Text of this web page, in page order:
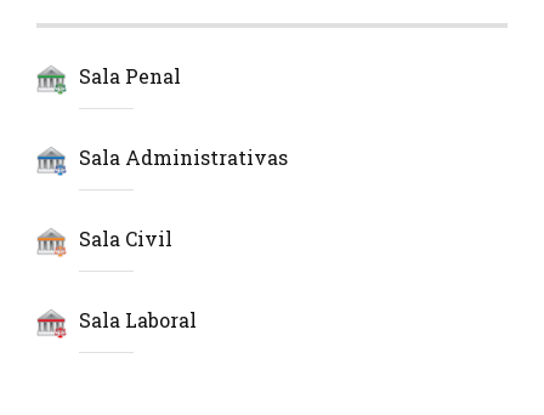
Sala Penal
Sala Administrativas
Sala Civil
Sala Laboral